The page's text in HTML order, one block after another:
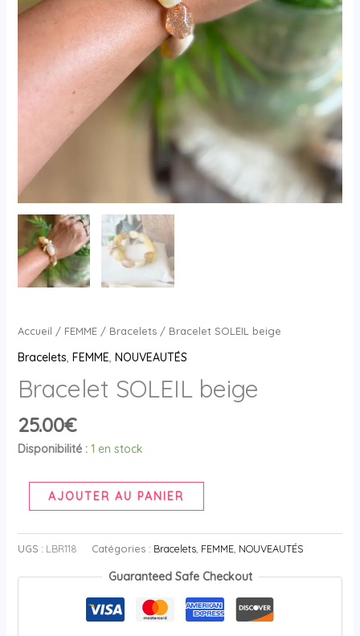
Accueil / FEMME/ Bracelets/ Bracelet SOLEIL beige
Bracelets, FEMME, NOUVEAUTÉS
Bracelet SOLEIL beige
25.00€
Disponibilité : 1 en stock
AJOUTER AU PANIER
UGS : LBR118 Catégories : Bracelets, FEMME, NOUVEAUTÉS
Guaranteed Safe Checkout